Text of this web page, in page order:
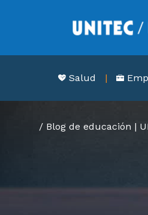
Salud
Blog de educación |